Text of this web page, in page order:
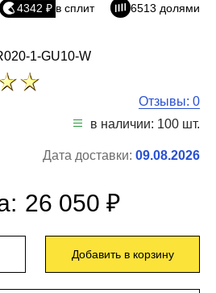
1-GU10-W
4342 ₽ в сплит
6513 долями
Отзывы: 0
в наличии: 100 шт.
Дата доставки: 09.08.2026
26 050 ₽
Добавить в корзину